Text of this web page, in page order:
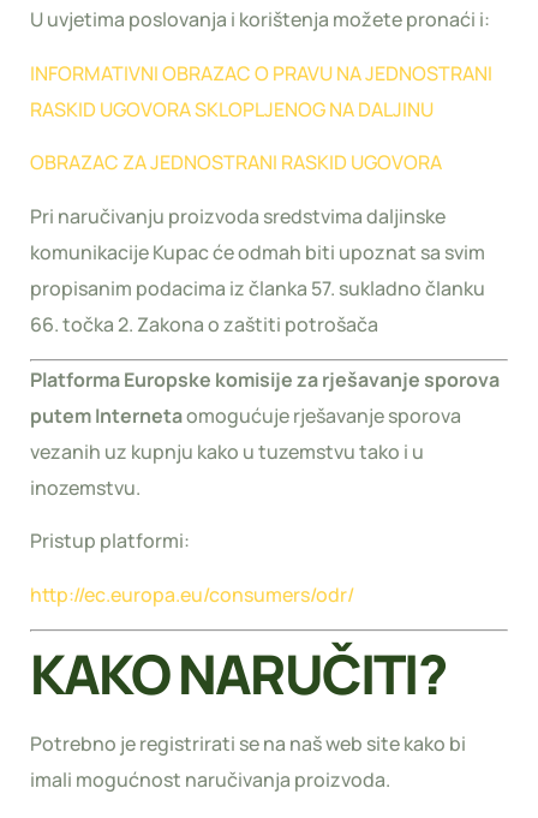
U uvjetima poslovanja i korištenja možete pronaći i:
INFORMATIVNI OBRAZAC O PRAVU NA JEDNOSTRANI
RASKID UGOVORA SKLOPLJENOG NA DALJINU
OBRAZAC ZA JEDNOSTRANI RASKID UGOVORA
Pri naručivanju proizvoda sredstvima daljinske
komunikacije Kupac će odmah biti upoznat sa svim
propisanim podacima iz članka 57. sukladno članku
66. točka 2. Zakona o zaštiti potrošača
Platforma Europske komisije za rješavanje sporova
putem Internetaomogućuje rješavanje sporova
vezanih uz kupnju kako u tuzemstvu tako i u
inozemstvu.
Pristup platformi:
http://ec.europa.eu/consumers/odr/
KAKO NARUČITI?
Potrebno je registrirati se na naš web site kako bi
imali mogućnost naručivanja proizvoda.